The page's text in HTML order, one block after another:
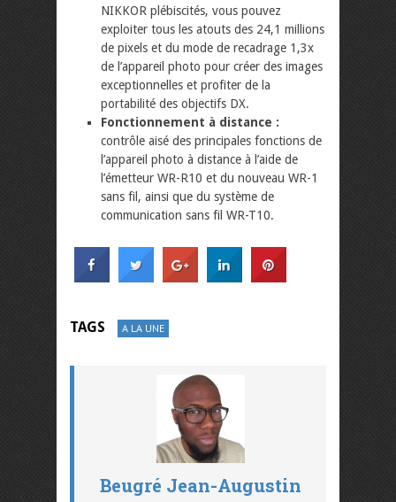
NIKKOR plébiscités, vous pouvez
exploiter tous les atouts des 24,1 millions
de pixels et du mode de recadrage 1,3x
de l’appareil photo pour créer des images
exceptionnelles et profiter de la
portabilité des objectifs DX.
Fonctionnement à distance :
contrôle aisé des principales fonctions de
l’appareil photo à distance à l’aide de
l’émetteur WR-R10 et du nouveau WR-1
sans fil, ainsi que du système de
communication sans fil WR-T10.
TAGS A LA UNE
Beugré Jean-Augustin